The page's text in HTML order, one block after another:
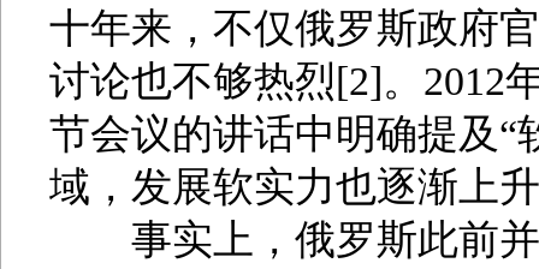
十年来，不仅俄罗斯政府
讨论也不够热烈[2]。2012
节会议的讲话中明确提及“
域，发展软实力也逐渐上
事实上，俄罗斯此前并